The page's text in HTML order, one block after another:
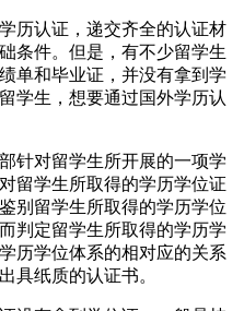
历认证，递交齐全的认证材
条件。但是，有不少留学生
单和毕业证，并没有拿到学
学生，想要通过国外学历认
针对留学生所开展的一项学
留学生所取得的学历学位证
别留学生所取得的学历学位
判定留学生所取得的学历学
历学位体系的相对应的关系
具纸质的认证书。